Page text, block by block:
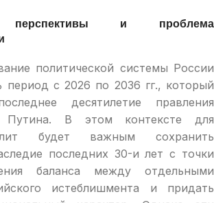
перспективы и проблема
политической системы России
период с 2026 по 2036 гг., который
десятилетие правления
Путина. В этом контексте для
будет важным сохранить
последних 30-и лет с точки
баланса между отдельными
истеблишмента и придать